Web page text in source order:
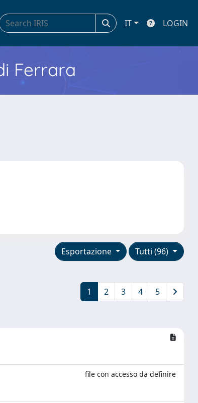
IT LOGIN
Ferrara
Tutti (96)
Esportazione
1 2 3 4 5
file con accesso da definire